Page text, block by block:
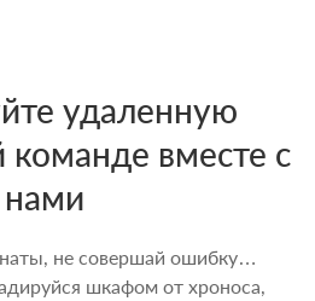
удаленную
команде вместе с
нами
не совершай ошибку…
шкафом от хроноса,